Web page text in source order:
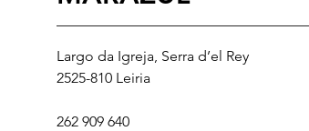
Largo da Igreja, Serra d’el Rey
2525-810 Leiria
262 909 640